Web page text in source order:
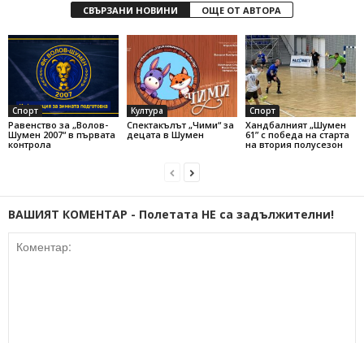
СВЪРЗАНИ НОВИНИ ОЩЕ ОТ АВТОРА
Спорт
Равенство за „Волов-
Шумен 2007“ в първата
контрола
Култура
Спектакълът „Чими“ за
децата в Шумен
Спорт
Хандбалният „Шумен
61” с победа на старта
на втория полусезон
ВАШИЯТ КОМЕНТАР - Полетата НЕ са задължителни!